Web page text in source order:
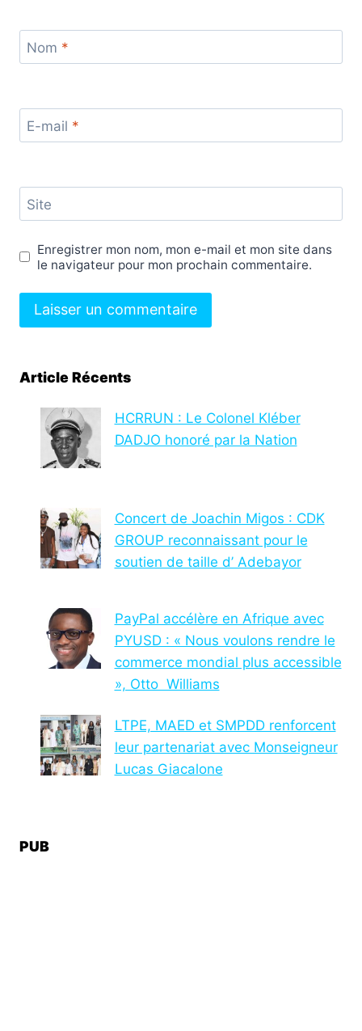
Nom *
E-mail *
Site
Enregistrer mon nom, mon e-mail et mon site dans
le navigateur pour mon prochain commentaire.
Article Récents
HCRRUN : Le Colonel Kléber
DADJO honoré par la Nation
Concert de Joachin Migos : CDK
GROUP reconnaissant pour le
soutien de taille d’ Adebayor
PayPal accélère en Afrique avec
PYUSD : « Nous voulons rendre le
commerce mondial plus accessible
», Otto Williams
LTPE, MAED et SMPDD renforcent
leur partenariat avec Monseigneur
Lucas Giacalone
PUB